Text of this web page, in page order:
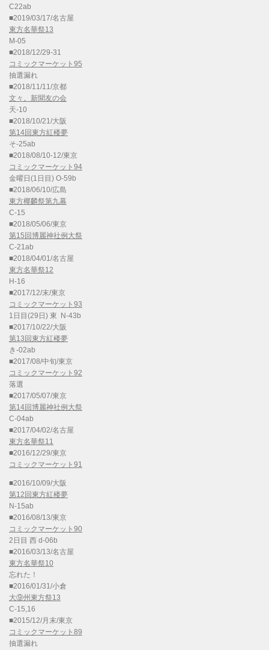
C22ab
■2019/03/17/名古屋
東方名華祭13
M-05
■2018/12/29-31
コミックマーケット95
抽選漏れ
■2018/11/11/京都
文々。新聞友の会
天-10
■2018/10/21/大阪
第14回東方紅楼夢
そ-25ab
■2018/08/10-12/東京
コミックマーケット94
金曜日(1日目) O-59b
■2018/06/10/広島
東方椰麟祭第九幕
C-15
■2018/05/06/東京
第15回博麗神社例大祭
C-21ab
■2018/04/01/名古屋
東方名華祭12
H-16
■2017/12/末/東京
コミックマーケット93
1日目(29日) 東 N-43b
■2017/10/22/大阪
第13回東方紅楼夢
き-02ab
■2017/08/中旬/東京
コミックマーケット92
落選
■2017/05/07/東京
第14回博麗神社例大祭
C-04ab
■2017/04/02/名古屋
東方名華祭11
■2016/12/29/東京
コミックマーケット91
■2016/10/09/大阪
第12回東方紅楼夢
N-15ab
■2016/08/13/東京
コミックマーケット90
2日目 西 d-06b
■2016/03/13/名古屋
東方名華祭10
忘れた！
■2016/01/31/小倉
大⑨州東方祭13
C-15,16
■2015/12/月末/東京
コミックマーケット89
抽選漏れ